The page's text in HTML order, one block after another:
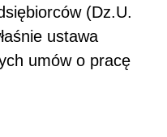
(Dz.U.
ustawa
umów o pracę